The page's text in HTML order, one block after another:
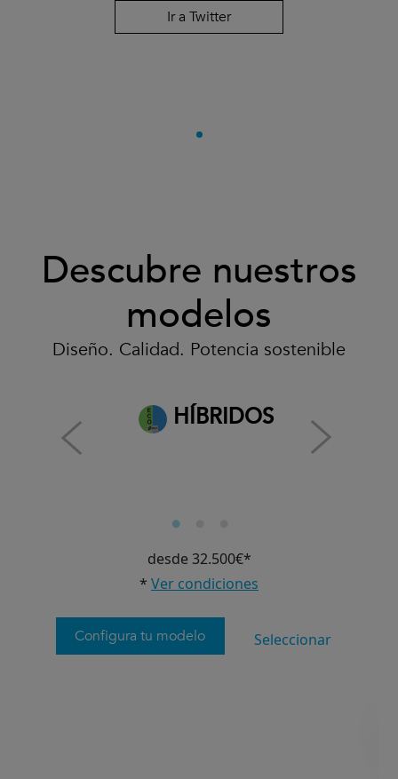
Ir a Twitter
Descubre nuestros
modelos
Diseño. Calidad. Potencia sostenible
HÍBRIDOS
desde 32.500€*
* Ver condiciones
Configura tu modelo Seleccionar